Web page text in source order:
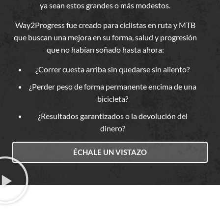
ya sean estos grandes o más modestos.
Way2Progress fue creado para ciclistas en ruta y MTB
que buscan una mejora en su forma, salud y progresión
que no habían soñado hasta ahora:
¿Correr cuesta arriba sin quedarse sin aliento?
¿Perder peso de forma permanente encima de una
bicicleta?
¿Resultados garantizados o la devolución del
dinero?
ÉCHALE UN VISTAZO